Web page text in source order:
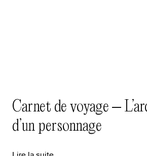
Carnet de voyage –
d’un personnage